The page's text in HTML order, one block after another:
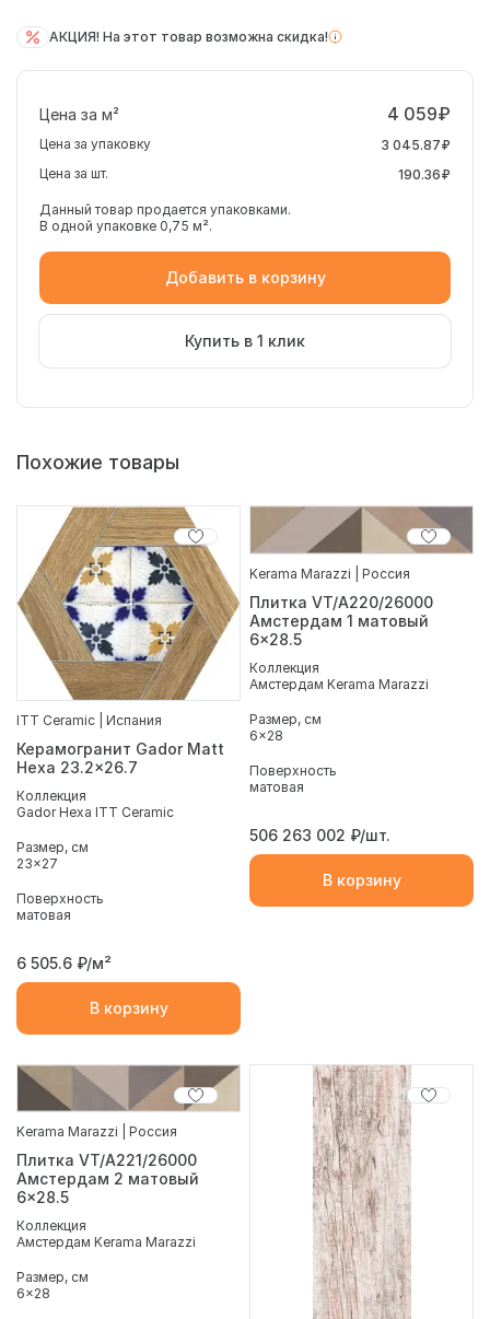
АКЦИЯ! На этот товар возможна скидка!
Цена за м² 4 059₽
Цена за упаковку
3 045.87₽
Цена за шт.
190.36₽
Данный товар продается упаковками.
В одной упаковке 0,75 м².
Добавить в корзину
Купить в 1 клик
Похожие товары
ITT Ceramic | Испания
Керамогранит Gador Matt
Hexa 23.2x26.7
Коллекция
Gador Hexa ITT Ceramic
Размер, см
23x27
Поверхность
матовая
6 505.6 ₽/м²
В корзину
Kerama Marazzi | Россия
Плитка VT/A220/26000
Амстердам 1 матовый
6x28.5
Коллекция
Амстердам Kerama Marazzi
Размер, см
6x28
Поверхность
матовая
506 263 002 ₽/шт.
В корзину
Kerama Marazzi | Россия
Плитка VT/A221/26000
Амстердам 2 матовый
6x28.5
Коллекция
Амстердам Kerama Marazzi
Размер, см
6x28